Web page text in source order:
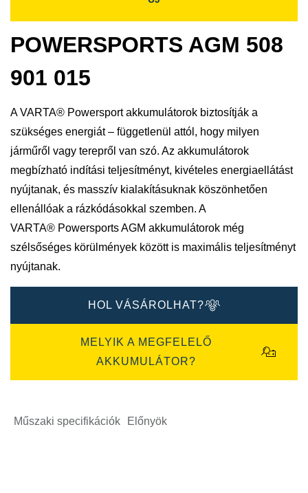
POWERSPORTS AGM 508
901 015
A VARTA® Powersport akkumulátorok biztosítják a
szükséges energiát – függetlenül attól, hogy milyen
járműről vagy terepről van szó. Az akkumulátorok
megbízható indítási teljesítményt, kivételes energiaellátást
nyújtanak, és masszív kialakításuknak köszönhetően
ellenállóak a rázkódásokkal szemben. A
VARTA® Powersports AGM akkumulátorok még
szélsőséges körülmények között is maximális teljesítményt
nyújtanak.
HOL VÁSÁROLHAT?
MELYIK A MEGFELELŐ
AKKUMULÁTOR?
Műszaki specifikációk Előnyök